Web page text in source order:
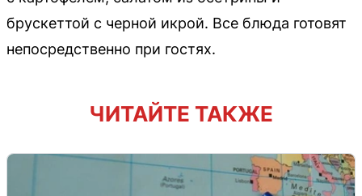
брускеттой с черной икрой. Все блюда готовят
непосредственно при гостях.
ЧИТАЙТЕ ТАКЖЕ